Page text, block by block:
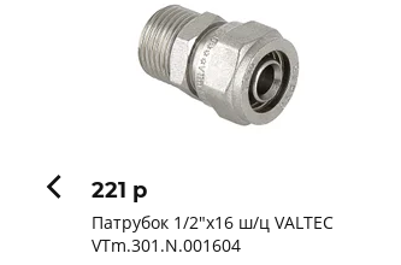
221 p
Патрубок 1/2"х16 ш/ц VALTEC
VTm.301.N.001604